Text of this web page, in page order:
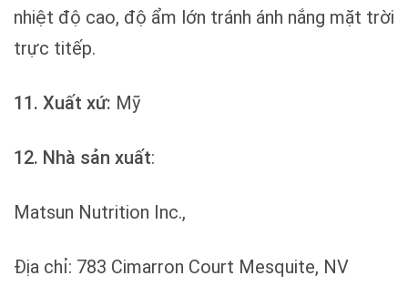
nhiệt độ cao, độ ẩm lớn tránh ánh nắng mặt trời
trực titếp.
11. Xuất xứ: Mỹ
12. Nhà sản xuất:
Matsun Nutrition Inc.,
Địa chỉ: 783 Cimarron Court Mesquite, NV